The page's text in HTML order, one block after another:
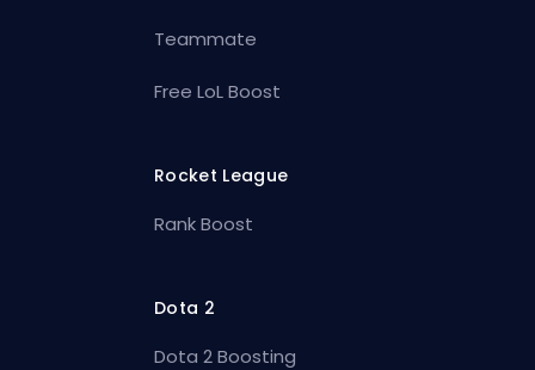
Teammate
Free LoL Boost
Rocket League
Rank Boost
Dota 2
Dota 2 Boosting